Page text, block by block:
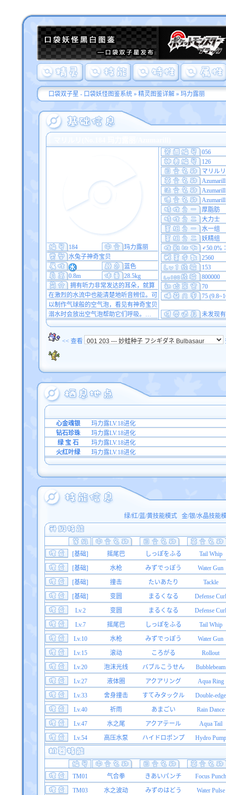
口袋双子星 - 口袋妖怪图鉴系统» 精灵图鉴详解» 玛力露丽
056
126
マリルリ
Azumarill
Azumarill
Azumarill
厚脂肪
大力士
水一组
妖精组
2560
153
800000
70
75
未发现
184
玛力露丽
水兔子神奇宝贝
蓝色
0.8m
28.5kg
拥有听力非常发达的耳朵，就算
在激烈的水流中也能清楚地听音辨位。可
以制作气球般的空气泡，看见有神奇宝贝
溺水时会放出空气泡帮助它们呼吸。…
<< 查看
心金魂银
玛力露LV.18进化
钻石珍珠
玛力露LV.18进化
绿 宝 石
玛力露LV.18进化
火红叶绿
玛力露LV.18进化
绿/红/蓝/黄技能模式 金/银/水晶技能
[基础] 摇尾巴 しっぽをふる
Tail Whip
[基础]
水枪 みずでっぽう
Water Gun
[基础]
撞击 たいあたり
Tackle
[基础]
变圆 まるくなる
Defense Curl
Lv.2
变圆 まるくなる
Defense Curl
Lv.7
摇尾巴 しっぽをふる
Tail Whip
Lv.10
水枪 みずでっぽう
Water Gun
Lv.15
滚动 ころがる
Rollout
Lv.20
泡沫光线 バブルこうせん
Bubblebeam
Lv.27
液体圈 アクアリング
Aqua Ring
Lv.33
舍身撞击 すてみタックル
Double-edge
Lv.40
祈雨 あまごい
Rain Dance
Lv.47
水之尾 アクアテール
Aqua Tail
Lv.54
高压水泵 ハイドロポンプ Hydro Pump
TM01 气合拳 きあいパンチ
Focus Punch
TM03
水之波动 みずのはどう
Water Pulse